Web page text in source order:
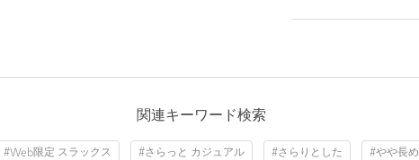
関連キーワード検索
#Web限定 スラックス #さらっと カジュアル #さらりとした #やや長め